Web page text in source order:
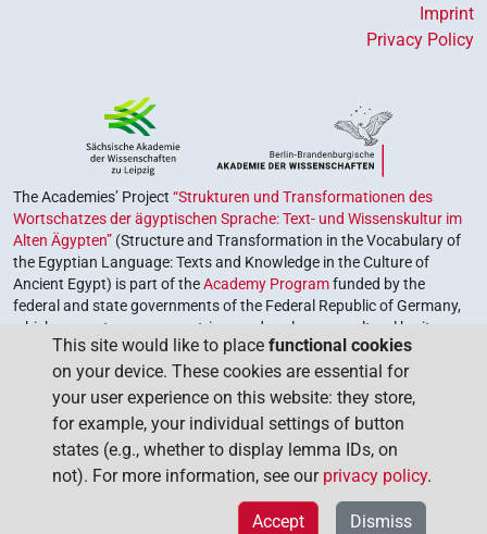
Imprint
Privacy Policy
The Academies’ Project “Strukturen und Transformationen des
Wortschatzes der ägyptischen Sprache: Text- und Wissenskultur im
Alten Ägypten” (Structure and Transformation in the Vocabulary of
the Egyptian Language: Texts and Knowledge in the Culture of
Ancient Egypt) is part of theAcademy Programfunded by the
federal and state governments of the Federal Republic of Germany,
which serves to preserve, retrieve and explore our cultural heritage.
The program is coordinated by theUnion of the German Academies
of Sciences and Humanities.
This site would like to place functional cookies
on your device. These cookies are essential for
your user experience on this website: they store,
for example, your individual settings of button
states (e.g., whether to display lemma IDs, on
not). For more information, see our privacy policy.
Dismiss
Accept